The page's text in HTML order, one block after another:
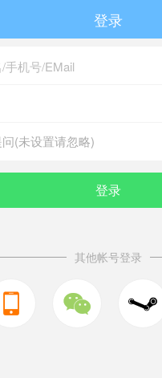
登录
(未设置请忽略)
(未设置请忽略)
登录
其他帐号登录
 